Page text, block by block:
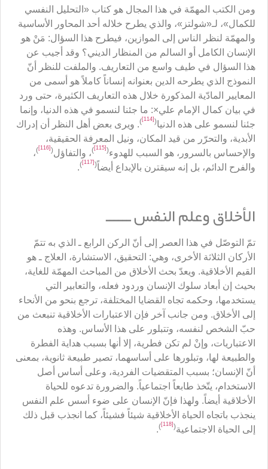
ومن الكتب المهمّة في هذا المجال هو كتاب «التحليل النفسي
للكمال»، لـ«شولتز»، والذي يطرح خلاله أحد المحاور الأساسية
والمهمّة لنظر الناس إلى الموازين، فيطرح هذا السؤال: مَنْ هو
الإنسان الكامل أو السالم من المنظار الديني؟ وقد أجيب عن
هذا السؤال في طيف واسع من التعاريف. والملفت للنظر أنّ
النموذج الذي يطرحه الدين بعنوانه إنساناً كاملاً هو أسمى من
المعايير المادّية المذكورة خلال هذه التعاريف الكثيرة، حتى ورد
في بيان كمال الإمام علي×: ما جئنا لنسمو في هذه الدنيا، وإنما
جئنا لنسمو على هذه الدنيا(
[114]
). ويرى بعض أهل النظر أن إدراك
الأبدية، والتحرّر من قيد المكان، ونيل المعرفة الحقيقية،
والإحساس بالسرور، هو السبب للهدوء(
[115]
)، والتفاؤل(
[116]
)،
والفرح الدائم، بل إنه سيقترن بالإبداع أيضاً(
[117]
)
.
الأخلاق وعلم النفس ــــــ
تمّ التوصّل في هذا العصر إلى أنّ الركن الرابع ـ الذي به تتمّ
الأركان الثلاثة الأخرى، وهي: التحقيق، الاستشارة، العلاج ـ هو
القيم الأخلاقية. ويعدّ بحث الأخلاق من المباحث المهمّة للغاية،
بحيث إن أبعاد سلوك الإنسان وردود فعله، والتعابير التي
يستخدمها، وحكمه تجاه القضايا المختلفة، ترجع بنحو من الأنحاء
إلى الأخلاق. ومن جانب آخر فإن الاعتبارات الأخلاقية تنبعث من
حبّ الشخص لنفسه، وتتبلور على هذا الأساس. وهذه
الاعتباريات، وإنْ لم تكن فطرية، إلا أنها بسبب هداية الفطرة
والطبيعة لها، وتبلورها على أساسهما، تصير طبيعة ثانوية، بمعنى
أنّ الإنسان؛ بسبب المتقضيات الفردية، وعلى أساس أصل
الاستخدام، يتّخذ طابعاً اجتماعياً. والضرورة تدعوه للحياة
الأخلاقية أيضاً. ولهذا فإنّ الإنسان على ضوء أسس علم النفس
ينجذب باتجاه الحياة الأخلاقية شيئاً فشيئاً، كما انجذب قبل ذلك
إلى الحياة الاجتماعية(
[118]
)
.